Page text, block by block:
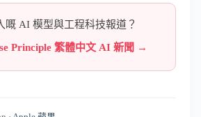
嘅 AI 模型與工程科技報道？
Principle 繁體中文 AI 新聞 →